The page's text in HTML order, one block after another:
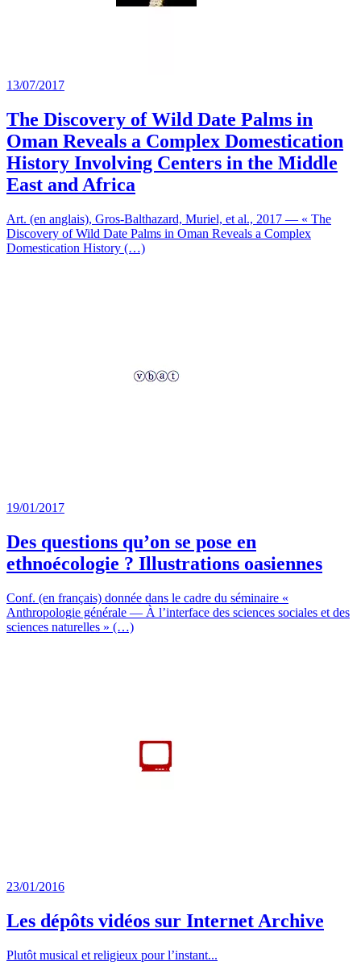
13/07/2017
The Discovery of Wild Date Palms in
Oman Reveals a Complex Domestication
History Involving Centers in the Middle
East and Africa
Art. (en anglais), Gros-Balthazard, Muriel, et al., 2017 — « The
Discovery of Wild Date Palms in Oman Reveals a Complex
Domestication History (…)
19/01/2017
Des questions qu’on se pose en
ethnoécologie ? Illustrations oasiennes
Conf. (en français) donnée dans le cadre du séminaire «
Anthropologie générale — À l’interface des sciences sociales et des
sciences naturelles » (…)
23/01/2016
Les dépôts vidéos sur Internet Archive
Plutôt musical et religieux pour l’instant...